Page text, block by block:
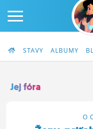
STAVY ALBUMY
Jej fóra
O